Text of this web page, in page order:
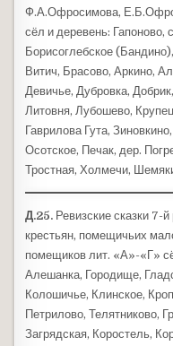
Ф.А.Офросимова,
сёл и деревень: Гапоново,
Борисоглебское
Витич, Брасово, Аркино,
Девичье, Дубровка,
Литовня, Лубошево,
Гаврилова Гута,
Осотское, Печак, дер.
Тростная, Холмечи,
Д.25. Ревизские сказки 7-
крестьян, помещичьих
помещиков лит. «А»-«Г»
Алешанка, Городище,
Колошичье, Клинское,
Петрилово, Телятниково,
Загрядская, Коростель,